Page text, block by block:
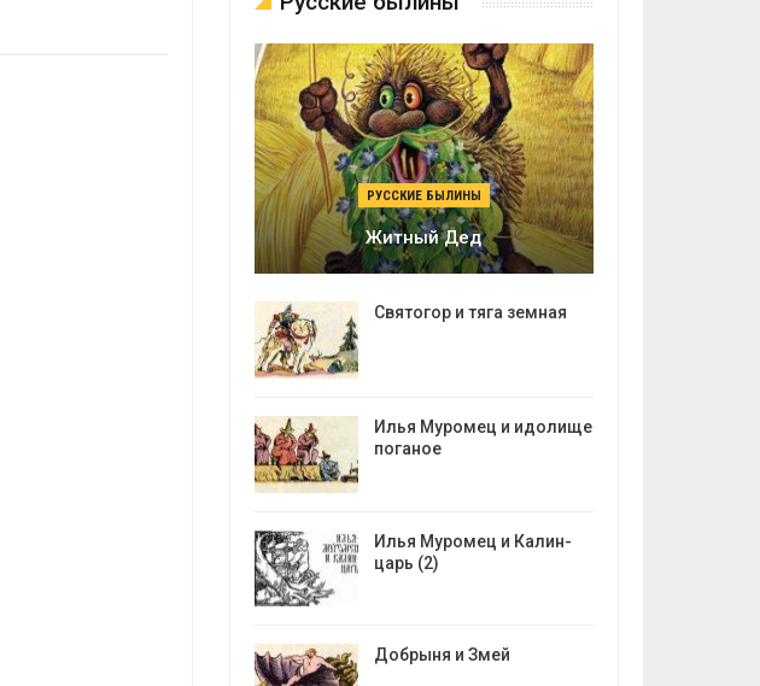
РУССКИЕ БЫЛИНЫ
Житный Дед
Святогор и тяга земная
Илья Муромец и идолище
поганое
Илья Муромец и Калин-
царь (2)
Добрыня и Змей